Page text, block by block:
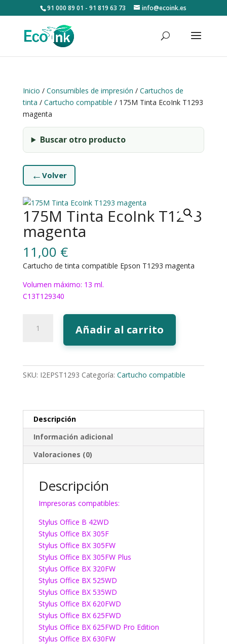
91 000 89 01 - 91 819 63 73 info@ecoink.es
Inicio / Consumibles de impresión / Cartuchos de
tinta / Cartucho compatible / 175M Tinta EcoInk T1293
magenta
Buscar otro producto
← Volver
175M Tinta EcoInk T1293
magenta
11,00 €
Cartucho de tinta compatible Epson T1293 magenta
Volumen máximo: 13 ml.
C13T129340
Tinta
magenta
cantidad
Añadir al carrito
SKU: I2EPST1293 Categoría: Cartucho compatible
Descripción
Información adicional
Valoraciones (0)
Descripción
Impresoras compatibles:
Stylus Office B 42WD
Stylus Office BX 305F
Stylus Office BX 305FW
Stylus Office BX 305FW Plus
Stylus Office BX 320FW
Stylus Office BX 525WD
Stylus Office BX 535WD
Stylus Office BX 620FWD
Stylus Office BX 625FWD
Stylus Office BX 625FWD Pro Edition
Stylus Office BX 630FW